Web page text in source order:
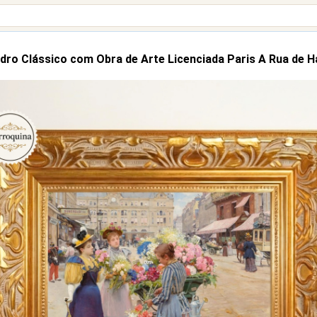
Clássico com Obra de Arte Licenciada Paris A Rua de